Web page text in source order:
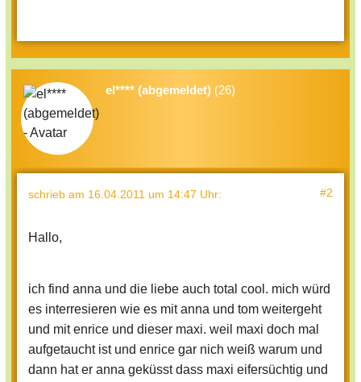
el**** (abgemeldet) (26)
schrieb am 16.04.2011 um 14:47 Uhr: #2
Hallo,
ich find anna und die liebe auch total cool. mich würd
es interresieren wie es mit anna und tom weitergeht
und mit enrice und dieser maxi. weil maxi doch mal
aufgetaucht ist und enrice gar nich weiß warum und
dann hat er anna geküsst dass maxi eifersüchtig und